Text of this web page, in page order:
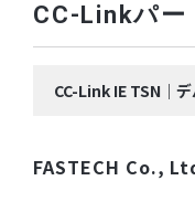
CC-Linkパー
CC-Link IE TSN｜
FASTECH Co.,